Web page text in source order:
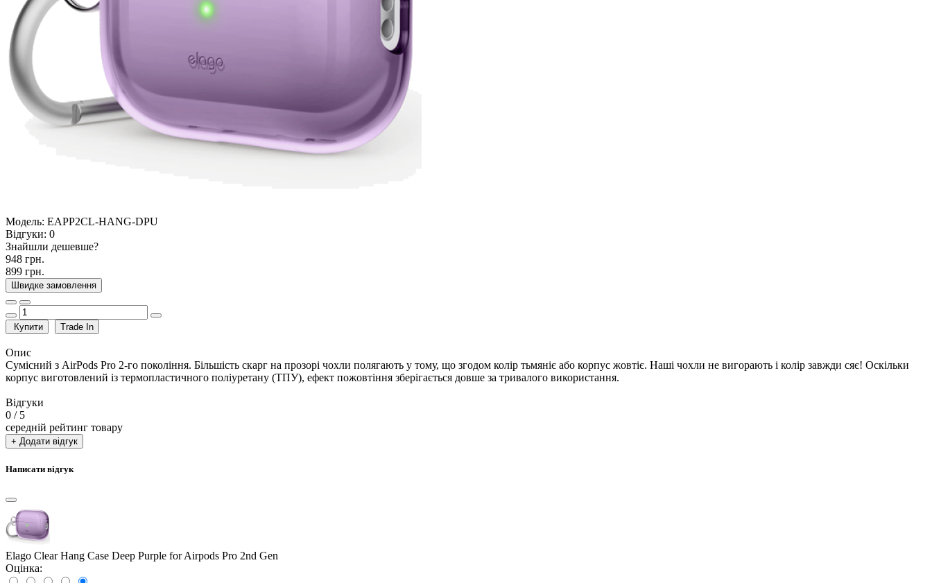
Модель: EAPP2CL-HANG-DPU
Відгуки: 0
Знайшли дешевше?
948 грн.
899 грн.
Швидке замовлення
Купити Trade In
Опис
Сумісний з AirPods Pro 2-го покоління. Більшість скарг на прозорі чохли полягають у тому, що згодом колір тьмяніє або корпус жовтіє. Наші чохли не вигорають і колір завжди сяє! Оскільки
корпус виготовлений із термопластичного поліуретану (ТПУ), ефект пожовтіння зберігається довше за тривалого використання.
Відгуки
0 / 5
середній рейтинг товару
+ Додати відгук
Написати відгук
Elago Clear Hang Case Deep Purple for Airpods Pro 2nd Gen
Оцінка: